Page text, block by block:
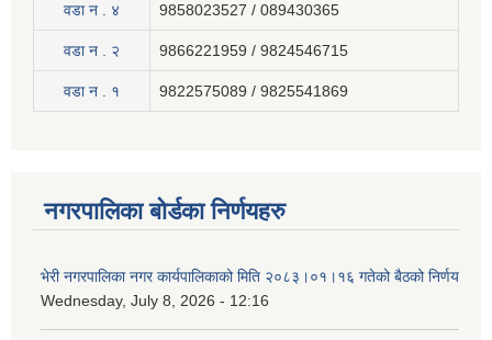
वडा न . ४ 9858023527 / 089430365
वडा न . २ 9866221959 / 9824546715
वडा न . १ 9822575089 / 9825541869
नगरपालिका बोर्डका निर्णयहरु
भेरी नगरपालिका नगर कार्यपालिकाको मिति २०८३।०१।१६ गतेको बैठको निर्णय
Wednesday, July 8, 2026 - 12:16